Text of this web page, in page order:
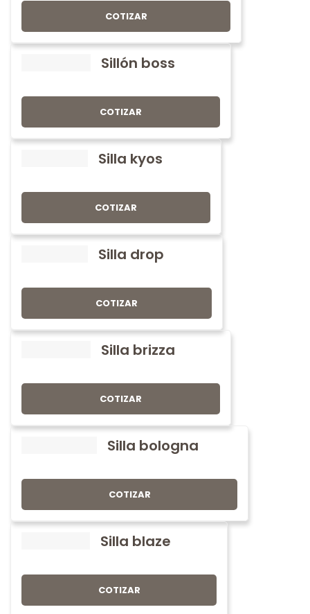
COTIZAR
Sillón boss
COTIZAR
Silla kyos
COTIZAR
Silla drop
COTIZAR
Silla brizza
COTIZAR
Silla bologna
COTIZAR
Silla blaze
COTIZAR